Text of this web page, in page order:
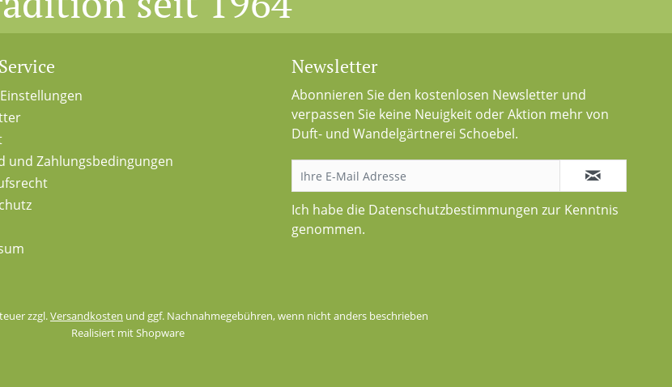
und Zahlungsbedingungen
Newsletter
Abonnieren Sie den kostenlosen Newsletter und
verpassen Sie keine Neuigkeit oder Aktion mehr von
Duft- und Wandelgärtnerei Schoebel.
Ich habe die Datenschutzbestimmungen zur Kenntnis
genommen.
zzgl.Versandkosten und ggf. Nachnahmegebühren, wenn nicht anders beschrieben
Realisiert mit Shopware